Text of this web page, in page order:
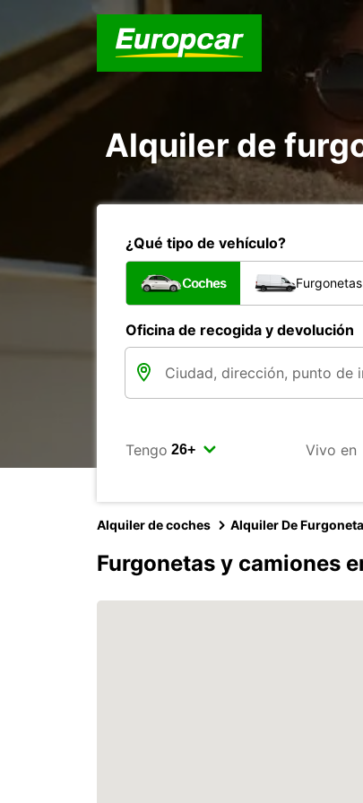
Alquiler de
¿Qué tipo de vehículo?
Coches Furgonetas
Oficina de recogida y devolución
Tengo Vivo en
Alquiler de coches Alquiler De
Furgonetas y camiones